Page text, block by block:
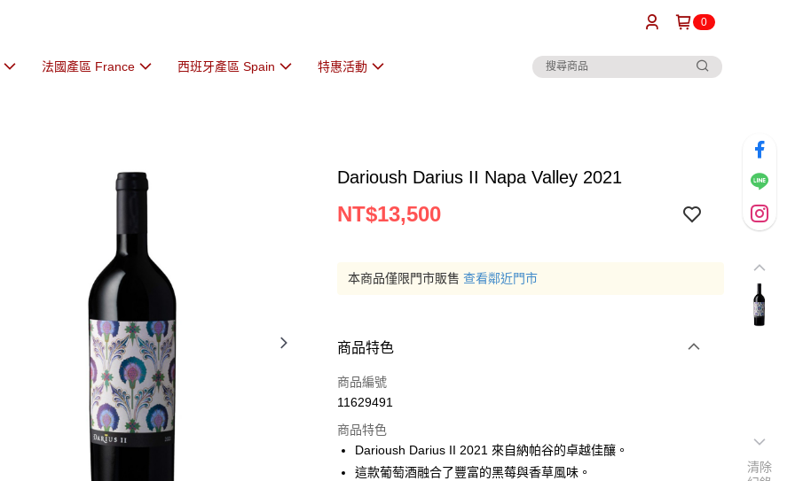
0
法國產區 France 西班牙產區 Spain 特惠活動
Darioush Darius II Napa Valley 2021
NT$13,500
本商品僅限門市販售 查看鄰近門市
商品特色
商品編號
11629491
商品特色
Darioush Darius II 2021 來自納帕谷的卓越佳釀。
這款葡萄酒融合了豐富的黑莓與香草風味。
清除